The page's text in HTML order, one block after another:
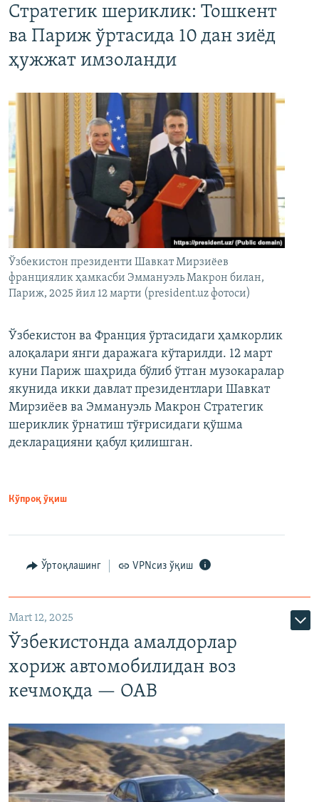
Стратегик шериклик: Тошкент
ва Париж ўртасида 10 дан зиёд
ҳужжат имзоланди
Ўзбекистон президенти Шавкат Мирзиёев
франциялик ҳамкасби Эммануэль Макрон билан,
Париж, 2025 йил 12 марти (president.uz фотоси)
Ўзбекистон ва Франция ўртасидаги ҳамкорлик
алоқалари янги даражага кўтарилди. 12 март
куни Париж шаҳрида бўлиб ўтган музокаралар
якунида икки давлат президентлари Шавкат
Мирзиёев ва Эммануэль Макрон Стратегик
шериклик ўрнатиш тўғрисидаги қўшма
декларацияни қабул қилишган.
Кўпроқ ўқиш
Ўртоқлашинг VPNсиз ўқиш
Mart 12, 2025
Ўзбекистонда амалдорлар
хориж автомобилидан воз
кечмоқда — ОАВ